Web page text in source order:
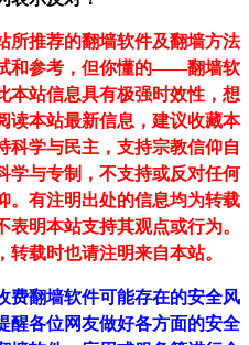
所推荐的翻墙软件及翻墙方法
和参考，但你懂的——翻墙软
本站信息具有极强时效性，想
读本站最新信息，建议收藏本
科学与民主，支持宗教信仰自
学与专制，不支持或反对任何
。有注明出处的信息均为转载
明本站支持其观点或行为。
载时也请注明来自本站。
费翻墙软件可能存在的安全风
醒各位网友做好各方面的安全